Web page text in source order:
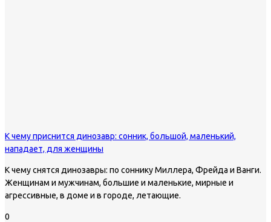
К чему приснится динозавр: сонник, большой, маленький,
нападает, для женщины
К чему снятся динозавры: по соннику Миллера, Фрейда и Ванги.
Женщинам и мужчинам, большие и маленькие, мирные и
агрессивные, в доме и в городе, летающие.
0